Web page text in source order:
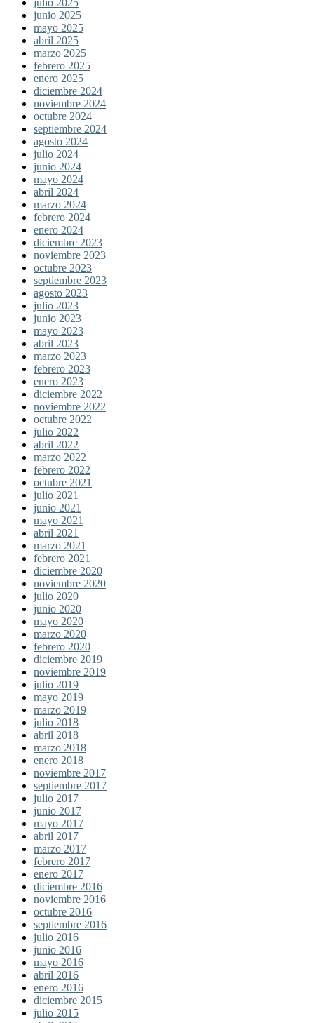
julio 2025
junio 2025
mayo 2025
abril 2025
marzo 2025
febrero 2025
enero 2025
diciembre 2024
noviembre 2024
octubre 2024
septiembre 2024
agosto 2024
julio 2024
junio 2024
mayo 2024
abril 2024
marzo 2024
febrero 2024
enero 2024
diciembre 2023
noviembre 2023
octubre 2023
septiembre 2023
agosto 2023
julio 2023
junio 2023
mayo 2023
abril 2023
marzo 2023
febrero 2023
enero 2023
diciembre 2022
noviembre 2022
octubre 2022
julio 2022
abril 2022
marzo 2022
febrero 2022
octubre 2021
julio 2021
junio 2021
mayo 2021
abril 2021
marzo 2021
febrero 2021
diciembre 2020
noviembre 2020
julio 2020
junio 2020
mayo 2020
marzo 2020
febrero 2020
diciembre 2019
noviembre 2019
julio 2019
mayo 2019
marzo 2019
julio 2018
abril 2018
marzo 2018
enero 2018
noviembre 2017
septiembre 2017
julio 2017
junio 2017
mayo 2017
abril 2017
marzo 2017
febrero 2017
enero 2017
diciembre 2016
noviembre 2016
octubre 2016
septiembre 2016
julio 2016
junio 2016
mayo 2016
abril 2016
enero 2016
diciembre 2015
julio 2015